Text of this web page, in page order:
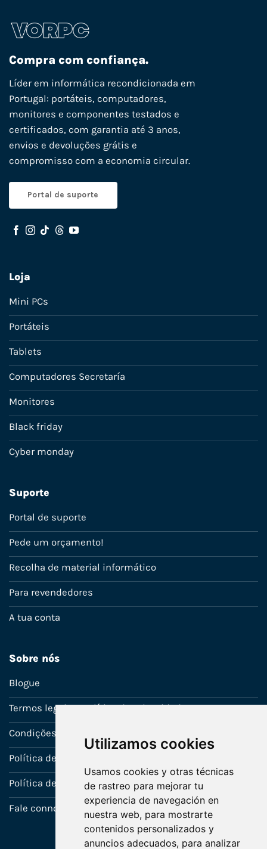
Utilizamos cookies
Usamos cookies y otras técnicas
de rastreo para mejorar tu
experiencia de navegación en
nuestra web, para mostrarte
contenidos personalizados y
anuncios adecuados, para analizar
Compra com confiança.
Líder em informática recondicionada em
Portugal: portáteis, computadores,
monitores e componentes testados e
certificados, com garantia até 3 anos,
envios e devoluções grátis e
compromisso com a economia circular.
Portal de suporte
Loja
Mini PCs
Portáteis
Tablets
Computadores Secretaría
Monitores
Black friday
Cyber monday
Suporte
Portal de suporte
Pede um orçamento!
Recolha de material informático
Para revendedores
A tua conta
Sobre nós
Blogue
Termos legais e política de privacidade
Condições de venda
Política de Garantia
Política de utilização de cookies
Fale connosco